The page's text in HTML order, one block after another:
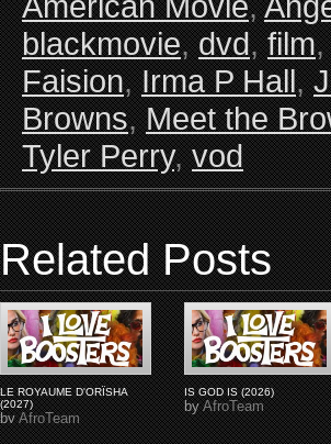
blackmovie,dvd,film
Faision,Irma P Hall,
Browns,Meet the
Tyler Perry,vod
Related Posts
LE ROYAUME D'ORÏSHA
(2027)
byAfroTeam
IS GOD IS (2026)
byAfroTeam